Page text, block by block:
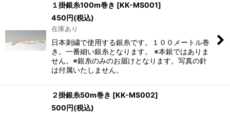
絞り込む
１掛銀糸100m巻き [KK-MS001]
450円(税込)
在庫あり
日本刺繍で使用する銀糸です。１００メートル巻
き。一番細い銀糸となります。 ※本銀ではありま
せん。※銀糸のみのお届けとなります。写真の針
は付属いたしません。
２掛銀糸50m巻き [KK-MS002]
500円(税込)